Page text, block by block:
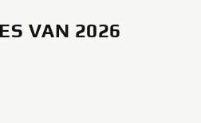
VAN 2026